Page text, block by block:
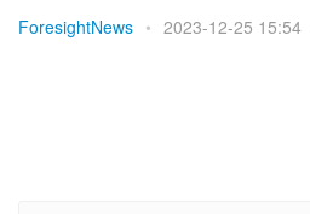
ForesightNews • 2023-12-25 15:54